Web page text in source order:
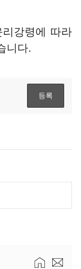
강령에 따라
니다.